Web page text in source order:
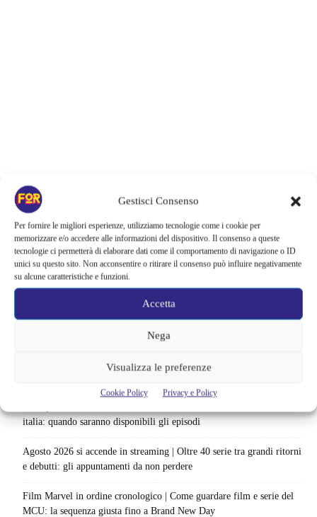
Gestisci Consenso
Per fornire le migliori esperienze, utilizziamo tecnologie come i cookie per
memorizzare e/o accedere alle informazioni del dispositivo. Il consenso a queste
tecnologie ci permetterà di elaborare dati come il comportamento di navigazione o ID
unici su questo sito. Non acconsentire o ritirare il consenso può influire negativamente
su alcune caratteristiche e funzioni.
Accetta
Nega
Visualizza le preferenze
Cookie Policy Privacy e Policy
Articoli recenti
La paura dell’altezza torna al cinema | Il sequel di Fall cambia
scenario: una nuova sfida senza via di fuga
Sony ferma i film sui personaggi di Spider-Man, nessun nuovo
progetto è in sviluppo: cosa resta dell’esperimento
Netflix saluta 16 titoli ad agosto 2026 | 3 serie e 13 film lasciano il
catalogo: le date da segnare per l’ultimo rewatch
Netflix indaga sul lato oscuro del pollo fritto | Mo Gilligan affronta
italia: quando saranno disponibili gli episodi
Agosto 2026 si accende in streaming | Oltre 40 serie tra grandi ritorni
e debutti: gli appuntamenti da non perdere
Film Marvel in ordine cronologico | Come guardare film e serie del
MCU: la sequenza giusta fino a Brand New Day